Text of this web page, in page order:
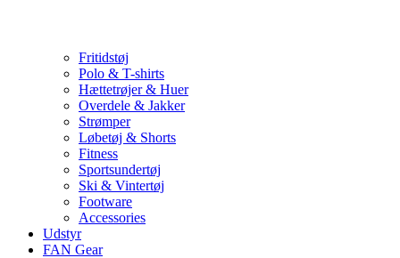
Fritidstøj
Polo & T-shirts
Hættetrøjer & Huer
Overdele & Jakker
Strømper
Løbetøj & Shorts
Fitness
Sportsundertøj
Ski & Vintertøj
Footware
Accessories
Udstyr
FAN Gear